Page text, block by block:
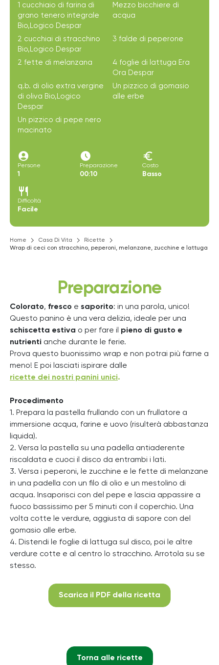
1 cucchiaio di farina di
grano tenero integrale
Bio,Logico Despar
Mezzo bicchiere di
acqua
2 cucchiai di stracchino
Bio,Logico Despar
3 falde di peperone
2 fette di melanzana
4 foglie di lattuga Era
Ora Despar
q.b. di olio extra vergine
di oliva Bio,Logico
Despar
Un pizzico di gomasio
alle erbe
Un pizzico di pepe nero
macinato
account_circle
Persone
1
access_time_filled
Preparazione
00:10
euro
Costo
Basso
restaurant
Difficoltà
Facile
Home Casa Di Vita
Ricette
Wrap di ceci con stracchino, peperoni, melanzane, zucchine e lattuga
Preparazione
Colorato, fresco e saporito: in una parola, unico!
Questo panino è una vera delizia, ideale per una
schiscetta estiva o per fare il pieno di gusto e
nutrienti anche durante le ferie.
Prova questo buonissimo wrap e non potrai più farne a
meno! E poi lasciati ispirare dalle
ricette dei nostri panini unici.
Procedimento
1. Prepara la pastella frullando con un frullatore a
immersione acqua, farine e uovo (risulterà abbastanza
liquida).
2. Versa la pastella su una padella antiaderente
riscaldata e cuoci il disco da entrambi i lati.
3. Versa i peperoni, le zucchine e le fette di melanzane
in una padella con un filo di olio e un mestolino di
acqua. Insaporisci con del pepe e lascia appassire a
fuoco bassissimo per 5 minuti con il coperchio. Una
volta cotte le verdure, aggiusta di sapore con del
gomasio alle erbe.
4. Distendi le foglie di lattuga sul disco, poi le altre
verdure cotte e al centro lo stracchino. Arrotola su se
stesso.
Scarica il PDF della ricetta
Torna alle ricette